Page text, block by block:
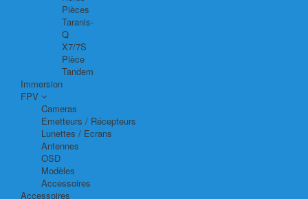
Pièces
Taranis-
Q
X7/7S
Pièce
Tandem
Immersion
FPV
Cameras
Emetteurs / Récepteurs
Lunettes / Ecrans
Antennes
OSD
Modèles
Accessoires
Accessoires